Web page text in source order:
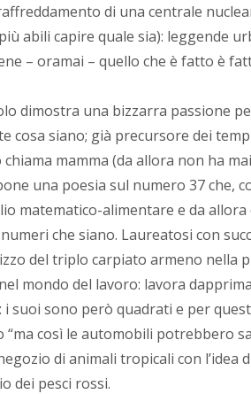
di una centrale
abili capire quale sia): leggende
– oramai – quello che è fatto è
dimostra una bizzarra passione
cosa siano; già precursore dei
chiama mamma (da allora non ha
una poesia sul numero 37 che,
matematico-alimentare e da
che siano. Laureatosi con
del triplo carpiato armeno nella
mondo del lavoro: lavora
suoi sono però quadrati e per
“ma così le automobili potrebbero
di animali tropicali con
dei pesci rossi.